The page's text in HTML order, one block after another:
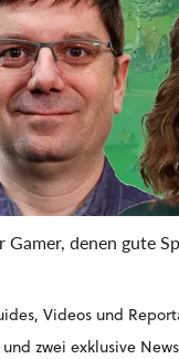
denen gute
Videos und
zwei exklusive